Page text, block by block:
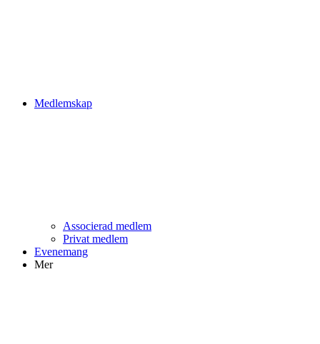
Medlemskap
Associerad medlem
Privat medlem
Evenemang
Mer